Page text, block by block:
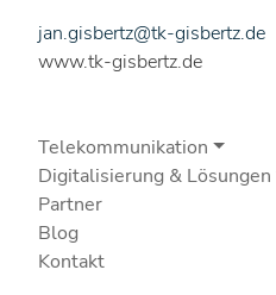
jan.gisbertz@tk-gisbertz.de
www.tk-gisbertz.de
Telekommunikation
Digitalisierung & Lösungen
Partner
Blog
Kontakt